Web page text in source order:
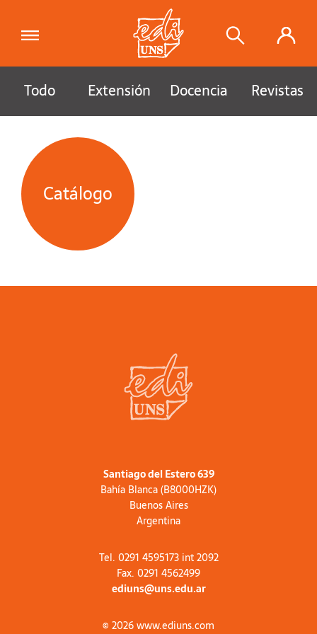
Todo Extensión Docencia Revistas
Catálogo
Santiago del Estero 639
Bahía Blanca (B8000HZK)
Buenos Aires
Argentina
Tel. 0291 4595173 int 2092
Fax. 0291 4562499
ediuns@uns.edu.ar
© 2026 www.ediuns.com